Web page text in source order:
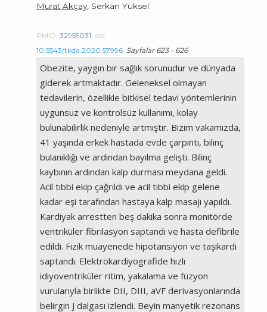
Murat Akçay , Serkan Yüksel
PMID:32955031 doi:
10.5543/tkda.2020.57996 Sayfalar 623 - 626
Obezite, yaygın bir sağlık sorunudur ve dünyada
giderek artmaktadır. Geleneksel olmayan
tedavilerin, özellikle bitkisel tedavi yöntemlerinin
uygunsuz ve kontrolsüz kullanımı, kolay
bulunabilirlik nedeniyle artmıştır. Bizim vakamızda,
41 yaşında erkek hastada evde çarpıntı, bilinç
bulanıklığı ve ardından bayılma gelişti. Bilinç
kaybının ardından kalp durması meydana geldi.
Acil tıbbi ekip çağrıldı ve acil tıbbi ekip gelene
kadar eşi tarafından hastaya kalp masajı yapıldı.
Kardiyak arrestten beş dakika sonra monitörde
ventriküler fibrilasyon saptandı ve hasta defibrile
edildi. Fizik muayenede hipotansiyon ve taşikardi
saptandı. Elektrokardiyografide hızlı
idiyoventriküler ritim, yakalama ve füzyon
vurularıyla birlikte DII, DIII, aVF derivasyonlarında
belirgin J dalgası izlendi. Beyin manyetik rezonans